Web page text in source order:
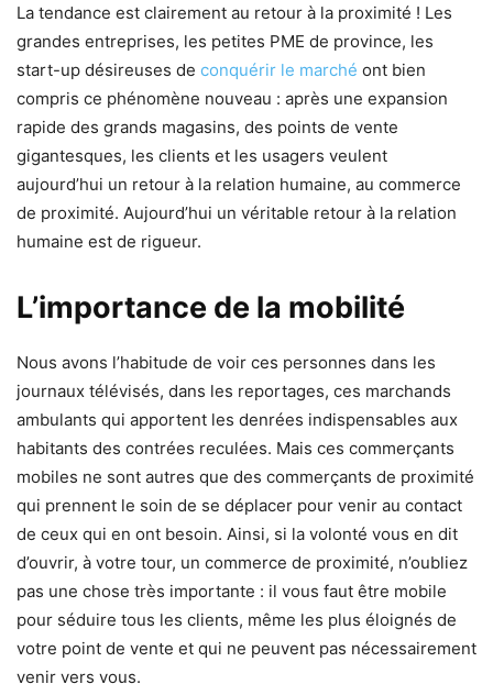
La tendance est clairement au retour à la proximité ! Les
grandes entreprises, les petites PME de province, les
start-up désireuses de conquérir le marché ont bien
compris ce phénomène nouveau : après une expansion
rapide des grands magasins, des points de vente
gigantesques, les clients et les usagers veulent
aujourd’hui un retour à la relation humaine, au commerce
de proximité. Aujourd’hui un véritable retour à la relation
humaine est de rigueur.
L’importance de la mobilité
Nous avons l’habitude de voir ces personnes dans les
journaux télévisés, dans les reportages, ces marchands
ambulants qui apportent les denrées indispensables aux
habitants des contrées reculées. Mais ces commerçants
mobiles ne sont autres que des commerçants de proximité
qui prennent le soin de se déplacer pour venir au contact
de ceux qui en ont besoin. Ainsi, si la volonté vous en dit
d’ouvrir, à votre tour, un commerce de proximité, n’oubliez
pas une chose très importante : il vous faut être mobile
pour séduire tous les clients, même les plus éloignés de
votre point de vente et qui ne peuvent pas nécessairement
venir vers vous.